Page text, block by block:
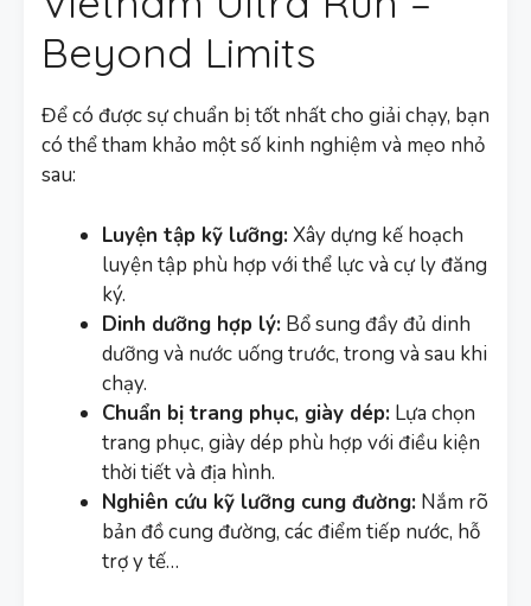
Beyond Limits
Để có được sự chuẩn bị tốt nhất cho giải chạy, bạn
có thể tham khảo một số kinh nghiệm và mẹo nhỏ
sau:
Luyện tập kỹ lưỡng:Xây dựng kế hoạch
luyện tập phù hợp với thể lực và cự ly đăng
ký.
Dinh dưỡng hợp lý: Bổ sung đầy đủ dinh
dưỡng và nước uống trước, trong và sau khi
chạy.
Chuẩn bị trang phục, giày dép: Lựa chọn
trang phục, giày dép phù hợp với điều kiện
thời tiết và địa hình.
Nghiên cứu kỹ lưỡng cung đường: Nắm rõ
bản đồ cung đường, các điểm tiếp nước, hỗ
trợ y tế…